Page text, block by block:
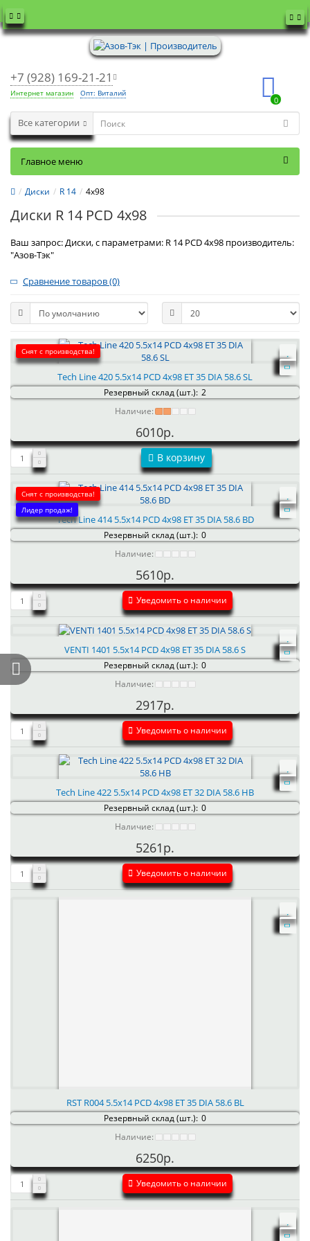
+7 (928) 169-21-21
Интернет магазин Опт: Виталий
0
Все категории
Главное меню
Диски R 14 4x98
Диски R 14 PCD 4x98
Ваш запрос: Диски, с параметрами: R 14 PCD 4x98 производитель:
"Азов-Тэк"
Сравнение товаров (0)
Снят с производства!
Tech Line 420 5.5x14 PCD 4x98 ET 35 DIA 58.6 SL
Резервный склад (шт.): 2
Наличие:
6010р.
В корзину
Снят с производства!
Лидер продаж!
Tech Line 414 5.5x14 PCD 4x98 ET 35 DIA 58.6 BD
Резервный склад (шт.): 0
Наличие:
5610р.
Уведомить о наличии
VENTI 1401 5.5x14 PCD 4x98 ET 35 DIA 58.6 S
Резервный склад (шт.): 0
Наличие:
2917р.
Уведомить о наличии
Tech Line 422 5.5x14 PCD 4x98 ET 32 DIA 58.6 HB
Резервный склад (шт.): 0
Наличие:
5261р.
Уведомить о наличии
RST R004 5.5x14 PCD 4x98 ET 35 DIA 58.6 BL
Резервный склад (шт.): 0
Наличие:
6250р.
Уведомить о наличии